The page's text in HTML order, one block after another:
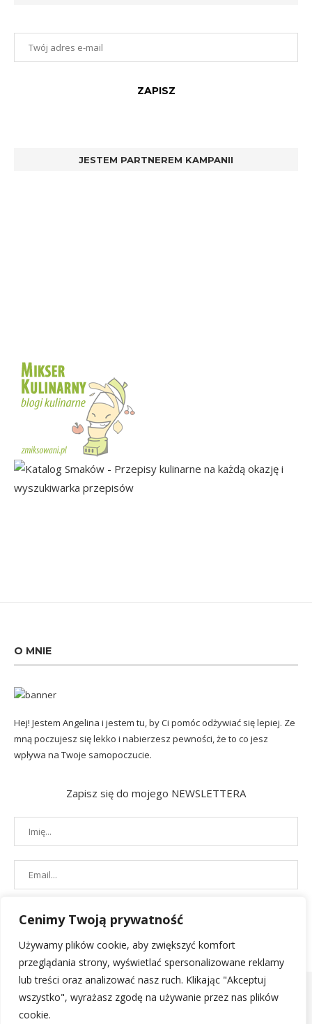
Cenimy Twoją prywatność
Używamy plików cookie, aby zwiększyć komfort
przeglądania strony, wyświetlać spersonalizowane reklamy
lub treści oraz analizować nasz ruch. Klikając "Akceptuj
wszystko", wyrażasz zgodę na używanie przez nas plików
cookie.
JESTEM PARTNEREM KAMPANII
O MNIE
Hej! Jestem Angelina i jestem tu, by Ci pomóc odżywiać się lepiej. Ze
mną poczujesz się lekko i nabierzesz pewności, że to co jesz
wpływa na Twoje samopoczucie.
Zapisz się do mojego NEWSLETTERA